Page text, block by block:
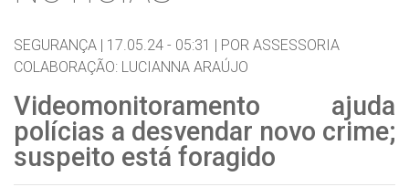
SEGURANÇA | 17.05.24 - 05:31 | POR ASSESSORIA
COLABORAÇÃO: LUCIANNA ARAÚJO
Videomonitoramento ajuda
polícias a desvendar novo crime;
suspeito está foragido